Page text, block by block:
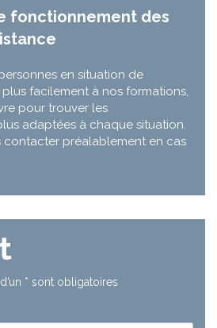
fonctionnement des
en situation de
facilement à nos formations,
pour trouver les
adaptées à chaque situation.
contacter préalablement en cas
* sont obligatoires